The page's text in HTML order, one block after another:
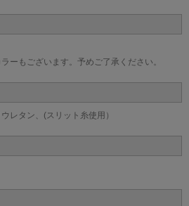
ーもございます。予めご了承ください。
レタン、(スリット糸使用）